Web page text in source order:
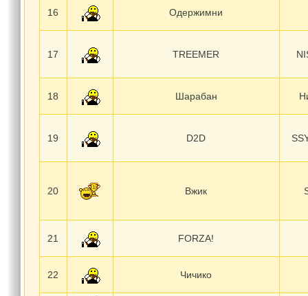
16 Одержимни
17 TREEMER
18 Шарабан
19 D2D
20 Вжик
21 FORZA!
22 Чичико